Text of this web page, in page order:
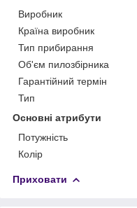
Виробник
Країна виробник
Тип прибирання
Об'єм пилозбірника
Гарантійний термін
Тип
Основні атрибути
Потужність
Колір
Приховати